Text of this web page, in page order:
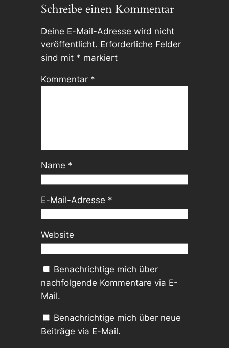
Schreibe einen Kommentar
Deine E-Mail-Adresse wird nicht
veröffentlicht. Erforderliche Felder
sind mit * markiert
Kommentar *
Name *
E-Mail-Adresse *
Website
Benachrichtige mich über
nachfolgende Kommentare via E-
Mail.
Benachrichtige mich über neue
Beiträge via E-Mail.